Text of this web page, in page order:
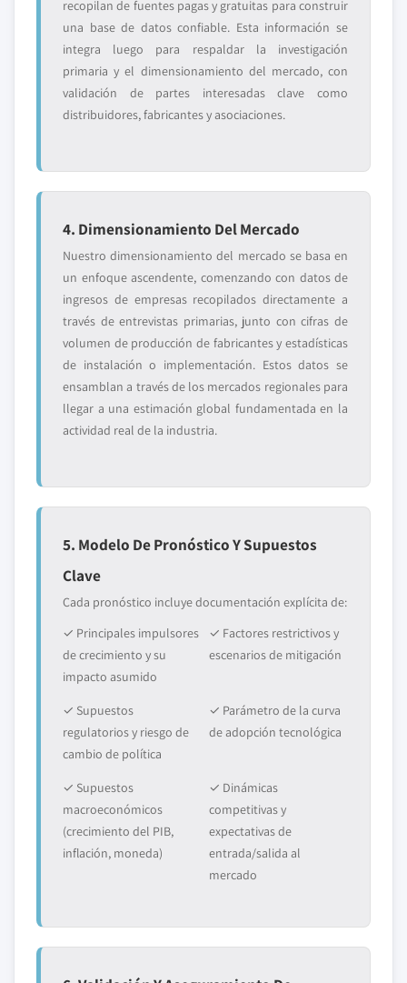
recopilan de fuentes pagas y gratuitas para construir
una base de datos confiable. Esta información se
integra luego para respaldar la investigación
primaria y el dimensionamiento del mercado, con
validación de partes interesadas clave como
distribuidores, fabricantes y asociaciones.
4. Dimensionamiento Del Mercado
Nuestro dimensionamiento del mercado se basa en
un enfoque ascendente, comenzando con datos de
ingresos de empresas recopilados directamente a
través de entrevistas primarias, junto con cifras de
volumen de producción de fabricantes y estadísticas
de instalación o implementación. Estos datos se
ensamblan a través de los mercados regionales para
llegar a una estimación global fundamentada en la
actividad real de la industria.
5. Modelo De Pronóstico Y Supuestos
Clave
Cada pronóstico incluye documentación explícita de:
✓ Principales impulsores
de crecimiento y su
impacto asumido
✓ Factores restrictivos y
escenarios de mitigación
✓ Supuestos
regulatorios y riesgo de
cambio de política
✓ Parámetro de la curva
de adopción tecnológica
✓ Supuestos
macroeconómicos
(crecimiento del PIB,
inflación, moneda)
✓ Dinámicas
competitivas y
expectativas de
entrada/salida al
mercado